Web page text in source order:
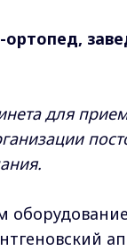
для